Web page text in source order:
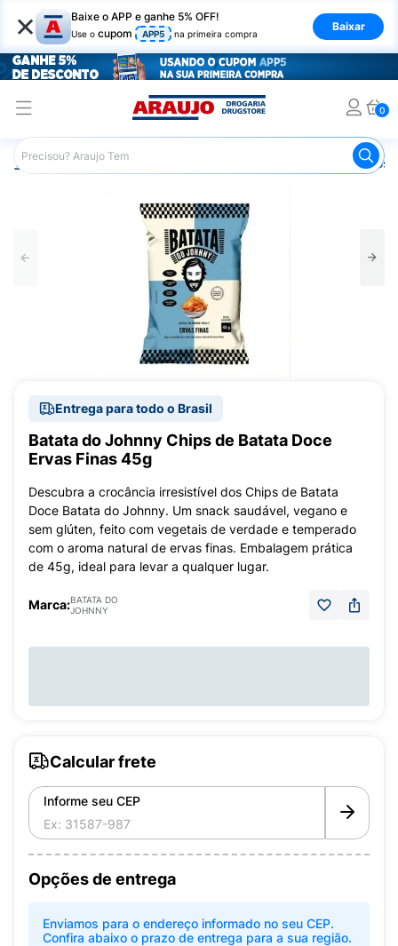
× Baixe o APP e ganhe 5% OFF!
Use o cupom APP5 na primeira compra
Baixar
0
Araujo Mercado Salgadinhos
Entrega para todo o Brasil
Batata do Johnny Chips de Batata Doce
Ervas Finas 45g
Descubra a crocância irresistível dos Chips de Batata
Doce Batata do Johnny. Um snack saudável, vegano e
sem glúten, feito com vegetais de verdade e temperado
com o aroma natural de ervas finas. Embalagem prática
de 45g, ideal para levar a qualquer lugar.
Marca:BATATA DO
JOHNNY
Calcular frete
Informe seu CEP
Opções de entrega
Enviamos para o endereço informado no seu CEP.
Confira abaixo o prazo de entrega para a sua região.